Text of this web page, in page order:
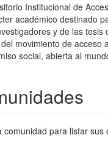
Institucional de
académico destinado
y de las
movimiento de acceso
social, abierta al
comunidad para listar sus